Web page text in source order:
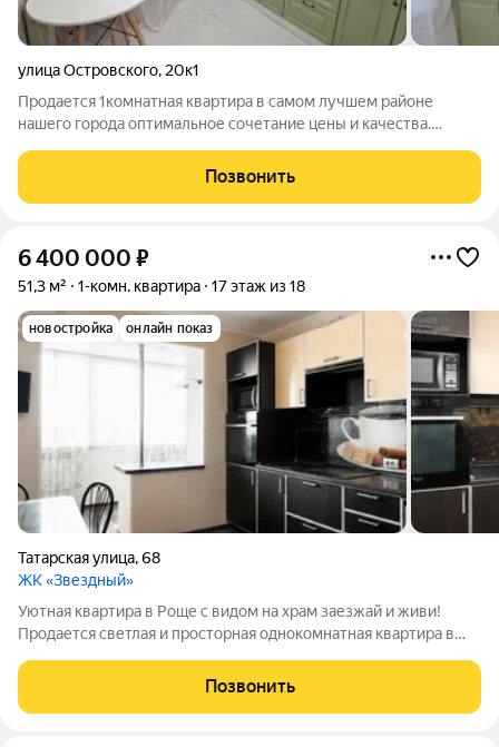
улица Островского, 20к1
Продается 1комнатная квартира в самом лучшем районе
нашего города оптимальное сочетание цены и качества.
частичной мебелью и техникой. Можно сразу заехать и жить
Дом расположен в районе с высокой
Позвонить
6 400 000 ₽
51,3 м² 1-комн. квартира 17 этаж из 18
новостройка онлайн показ
Татарская улица,68
ЖК «Звездный»
Уютная квартира в Роще с видом на храм заезжай и живи!
Продается светлая и просторная однокомнатная квартира в
Почему стоит выбрать именно этот вариант:Состояние: В
квартире выполнен качественный
Позвонить